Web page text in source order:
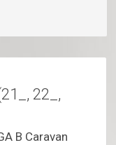
22_,
B Caravan